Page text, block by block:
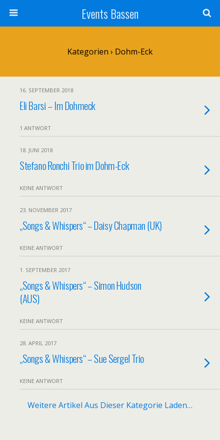
Events Bassen
Kategorien › Dohm-Eck
16. SEPTEMBER 2018
Eli Barsi – Im Dohmeck
1 ANTWORT
18. JUNI 2018
Stefano Ronchi Trio im Dohm-Eck
KEINE ANTWORT
23. NOVEMBER 2017
„Songs & Whispers“ – Daisy Chapman (UK)
KEINE ANTWORT
1. SEPTEMBER 2017
„Songs & Whispers“ – Simon Hudson
(AUS)
KEINE ANTWORT
28. APRIL 2017
„Songs & Whispers“ – Sue Sergel Trio
KEINE ANTWORT
Weitere Artikel Aus Dieser Kategorie Laden…